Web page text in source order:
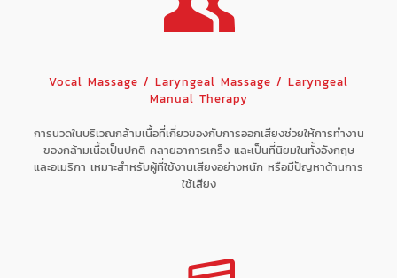
Vocal Massage / Laryngeal Massage / Laryngeal
Manual Therapy
การนวดในบริเวณกล้ามเนื้อที่เกี่ยวของกับการออกเสียงช่วยให้การทำงาน
ของกล้ามเนื้อเป็นปกติ คลายอาการเกร็ง และเป็นที่นิยมในทั้งอังกฤษ
และอเมริกา เหมาะสำหรับผู้ที่ใช้งานเสียงอย่างหนัก หรือมีปัญหาด้านการ
ใช้เสียง